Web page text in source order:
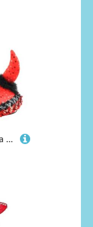
Erwachsene Dämonische Dita De Vil Skull Cap - Böse Halloween Kopfbedeckung Kostüm Zubehör für Gruselige Teufel Dämon Gothic Horror Verkleidung Cosplay Party Outfits - 2 Pack